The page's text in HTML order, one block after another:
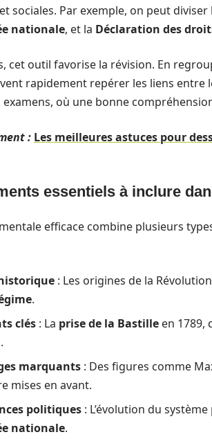
sociales. Par exemple, on peut diviser
nationale, et la Déclaration des
cet outil favorise la révision. En
rapidement repérer les liens
examens, où une bonne
: Les meilleures astuces pour
essentiels à inclure
efficace combine plusieurs
: Les origines de la
.
clés : La prise de la Bastille en 1789,
marquants : Des figures comme
mises en avant.
politiques : L’évolution du
nationale.